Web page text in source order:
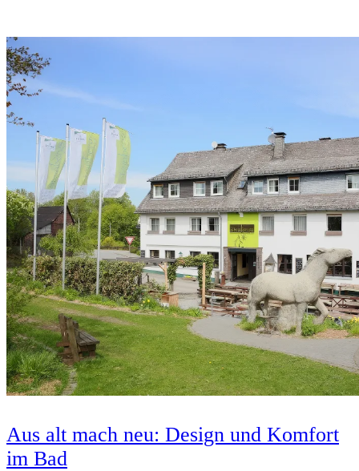
Aus alt mach neu: Design und Komfort
im Bad